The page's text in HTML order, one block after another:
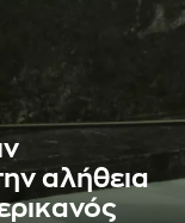
αλήθεια